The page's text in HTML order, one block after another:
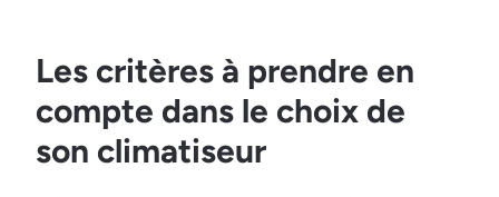
Les critères à prendre en
compte dans le choix de
son climatiseur